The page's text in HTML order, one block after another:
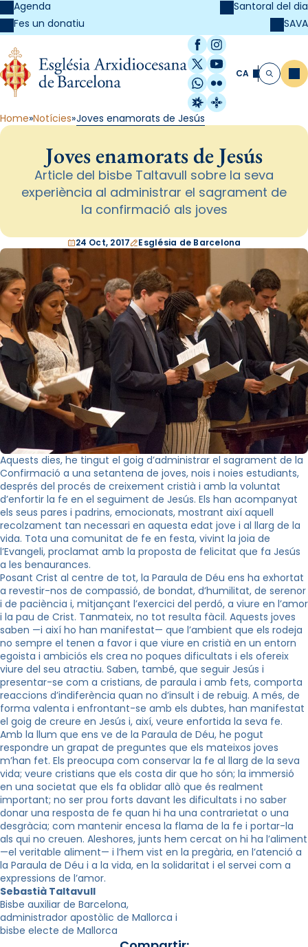
Agenda
Fes un donatiu
Santoral del dia
SAVA
Facebook
Instagram
X / Twitter
YouTube
WhatsApp
Flickr
Radio Estel
Catalunya
CA Cerca
Home Notícies Joves enamorats de Jesús
Joves enamorats de Jesús
Article del bisbe Taltavull sobre la seva
experiència al administrar el sagrament de
la confirmació als joves
24 Oct, 2017 Església de Barcelona
Aquests dies, he tingut el goig d’administrar el sagrament de la
Confirmació a una setantena de joves, nois i noies estudiants,
després del procés de creixement cristià i amb la voluntat
d’enfortir la fe en el seguiment de Jesús. Els han acompanyat
els seus pares i padrins, emocionats, mostrant així aquell
recolzament tan necessari en aquesta edat jove i al llarg de la
vida. Tota una comunitat de fe en festa, vivint la joia de
l’Evangeli, proclamat amb la proposta de felicitat que fa Jesús
a les benaurances.
Posant Crist al centre de tot, la Paraula de Déu ens ha exhortat
a revestir-nos de compassió, de bondat, d’humilitat, de serenor
i de paciència i, mitjançant l’exercici del perdó, a viure en l’amor
i la pau de Crist. Tanmateix, no tot resulta fàcil. Aquests joves
saben —i així ho han manifestat— que l’ambient que els rodeja
no sempre el tenen a favor i que viure en cristià en un entorn
egoista i ambiciós els crea no poques dificultats i els ofereix
viure del seu atractiu. Saben, també, que seguir Jesús i
presentar-se com a cristians, de paraula i amb fets, comporta
reaccions d’indiferència quan no d’insult i de rebuig. A més, de
forma valenta i enfrontant-se amb els dubtes, han manifestat
el goig de creure en Jesús i, així, veure enfortida la seva fe.
Amb la llum que ens ve de la Paraula de Déu, he pogut
respondre un grapat de preguntes que els mateixos joves
m’han fet. Els preocupa com conservar la fe al llarg de la seva
vida; veure cristians que els costa dir que ho són; la immersió
en una societat que els fa oblidar allò que és realment
important; no ser prou forts davant les dificultats i no saber
donar una resposta de fe quan hi ha una contrarietat o una
desgràcia; com mantenir encesa la flama de la fe i portar-la
als qui no creuen. Aleshores, junts hem cercat on hi ha l’aliment
—el veritable aliment— i l’hem vist en la pregària, en l’atenció a
la Paraula de Déu i a la vida, en la solidaritat i el servei com a
expressions de l’amor.
Sebastià Taltavull
Bisbe auxiliar de Barcelona,
administrador apostòlic de Mallorca i
bisbe electe de Mallorca